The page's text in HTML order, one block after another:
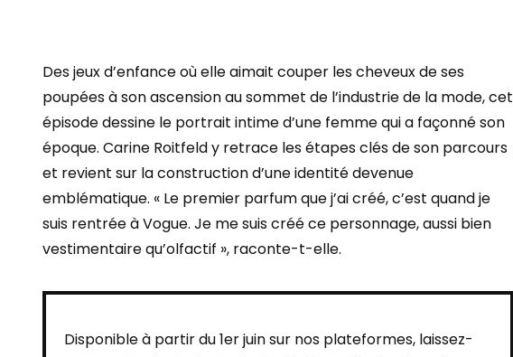
Des jeux d’enfance où elle aimait couper les cheveux de ses
poupées à son ascension au sommet de l’industrie de la mode, cet
épisode dessine le portrait intime d’une femme qui a façonné son
époque. Carine Roitfeld y retrace les étapes clés de son parcours
et revient sur la construction d’une identité devenue
emblématique. « Le premier parfum que j’ai créé, c’est quand je
suis rentrée à Vogue. Je me suis créé ce personnage, aussi bien
vestimentaire qu’olfactif », raconte-t-elle.
Disponible à partir du 1er juin sur nos plateformes, laissez-